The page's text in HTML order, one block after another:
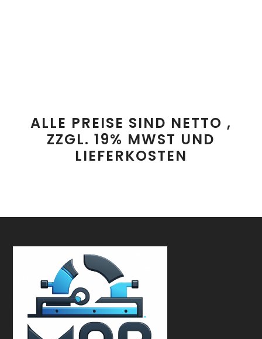
ALLE PREISE SIND NETTO ,
ZZGL. 19% MWST UND
LIEFERKOSTEN